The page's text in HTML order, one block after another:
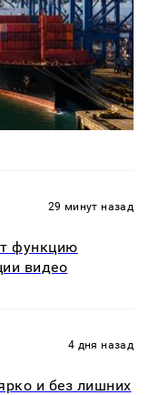
29 минут назад
функцию
видео
4 дня назад
и без лишних